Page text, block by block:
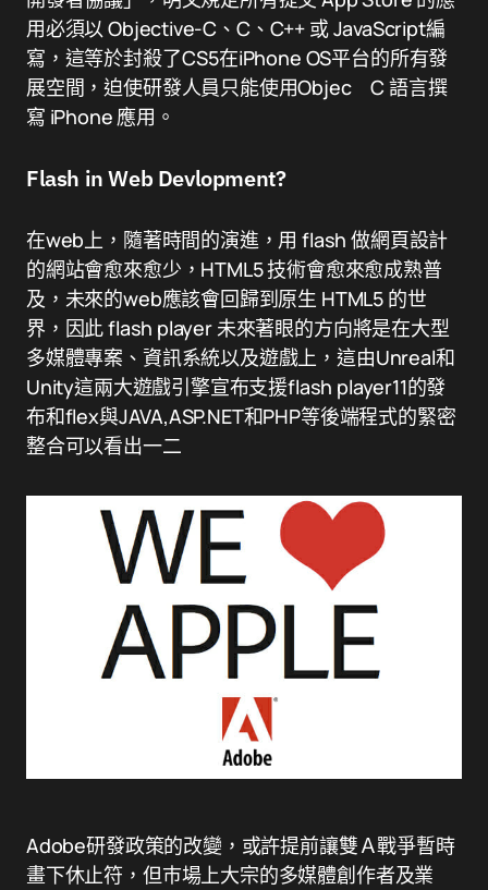
用必須以 Objective-C、C、C++ 或 JavaScript編
寫，這等於封殺了CS5在iPhone OS平台的所有發
展空間，迫使研發人員只能使用Objec C 語言撰
寫 iPhone 應用。
Flash in Web Devlopment?
在web上，隨著時間的演進，用 flash 做網頁設計
的網站會愈來愈少，HTML5 技術會愈來愈成熟普
及，未來的web應該會回歸到原生 HTML5 的世
界，因此 flash player 未來著眼的方向將是在大型
多媒體專案、資訊系統以及遊戲上，這由Unreal和
Unity這兩大遊戲引擎宣布支援flash player11的發
布和flex與JAVA,ASP.NET和PHP等後端程式的緊密
整合可以看出一二
Adobe研發政策的改變，或許提前讓雙Ａ戰爭暫時
畫下休止符，但巿場上大宗的多媒體創作者及業